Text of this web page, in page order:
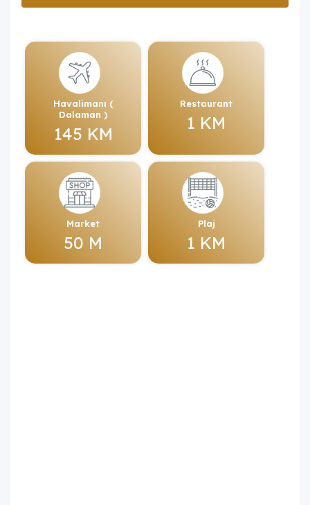
Havalimanı (
Dalaman )
145 KM
Restaurant
1 KM
Market
50 M
Plaj
1 KM